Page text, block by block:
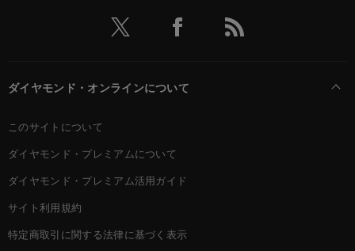
ダイヤモンド・オンラインについて
このサイトについて
ダイヤモンド・プレミアムについて
ダイヤモンド・プレミアム活用ガイド
サイト利用規約
特定商取引に関する法律に基づく表示